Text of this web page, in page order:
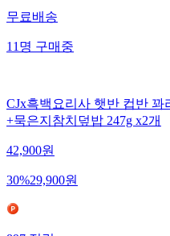
무료배송
11명구매중
CJx흑백요리사 햇반 컵반 꽈
+묵은지참치덮밥 247g x2개
42,900원
30%29,900원